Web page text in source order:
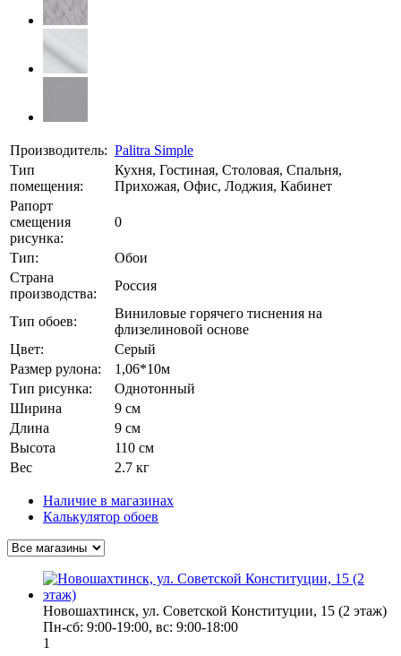
Производитель: Palitra Simple
Тип
помещения:
Кухня, Гостиная, Столовая, Спальня,
Прихожая, Офис, Лоджия, Кабинет
Рапорт
смещения
рисунка:
0
Тип:
Обои
Страна
производства:
Россия
Тип обоев:
Виниловые горячего тиснения на
флизелиновой основе
Цвет:
Серый
Размер рулона:
1,06*10м
Тип рисунка:
Однотонный
Ширина
9 см
Длина
9 см
Высота
110 см
Вес
2.7 кг
Наличие в магазинах
Калькулятор обоев
Новошахтинск, ул. Советской Конституции, 15 (2 этаж)
Пн-сб: 9:00-19:00, вс: 9:00-18:00
1